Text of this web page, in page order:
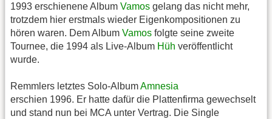
1993 erschienene Album Vamos gelang das nicht mehr,
trotzdem hier erstmals wieder Eigenkompositionen zu
hören waren. Dem Album Vamos folgte seine zweite
Tournee, die 1994 als Live-Album Hüh veröffentlicht
wurde.
Remmlers letztes Solo-AlbumAmnesia
erschien 1996. Er hatte dafür die Plattenfirma gewechselt
und stand nun bei MCA unter Vertrag. Die Single